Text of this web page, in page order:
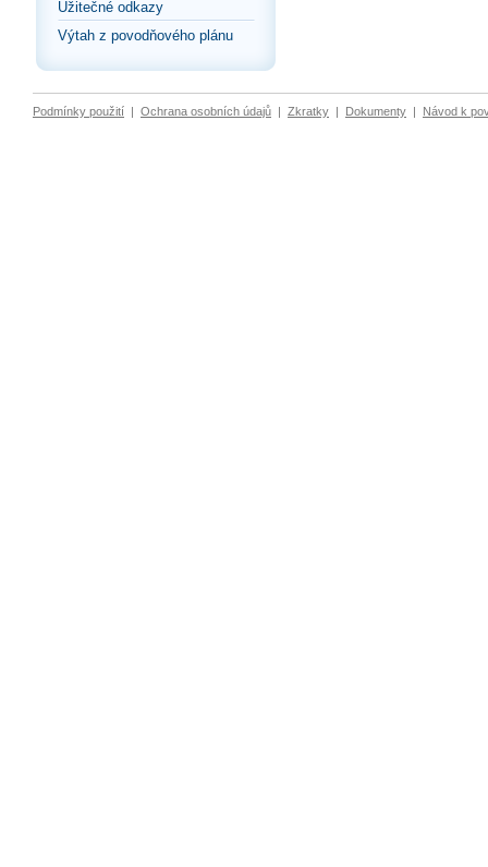
Užitečné odkazy
Výtah z povodňového plánu
Podmínky použití | Ochrana osobních údajů | Zkratky | Dokumenty | Návod k